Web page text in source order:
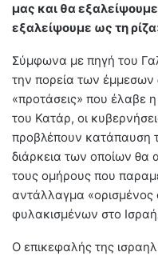
μας και θα
εξαλείψουμε ως τη
Σύμφωνα με πηγή του
την πορεία των έμμεσων
«προτάσεις» που έλαβε
του Κατάρ, οι
προβλέπουν κατάπαυση
διάρκεια των οποίων θα
τους ομήρους που
αντάλλαγμα «ορισμένος
φυλακισμένων στο
Ο επικεφαλής της